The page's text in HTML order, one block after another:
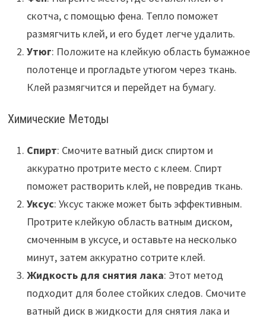
скотча, с помощью фена. Тепло поможет
размягчить клей, и его будет легче удалить.
Утюг: Положите на клейкую область бумажное
полотенце и прогладьте утюгом через ткань.
Клей размягчится и перейдет на бумагу.
Химические Методы
Спирт: Смочите ватный диск спиртом и
аккуратно протрите место с клеем. Спирт
поможет растворить клей, не повредив ткань.
Уксус: Уксус также может быть эффективным.
Протрите клейкую область ватным диском,
смоченным в уксусе, и оставьте на несколько
минут, затем аккуратно сотрите клей.
Жидкость для снятия лака: Этот метод
подходит для более стойких следов. Смочите
ватный диск в жидкости для снятия лака и